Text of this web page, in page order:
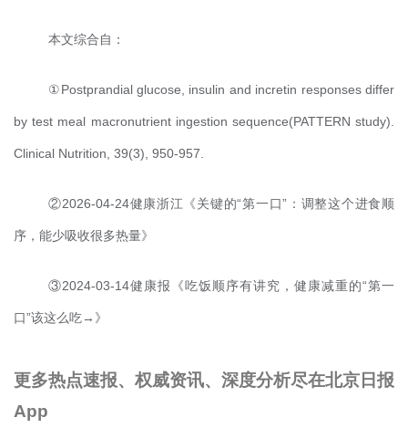
本文综合自：
①Postprandial glucose, insulin and incretin responses differ
by test meal macronutrient ingestion sequence(PATTERN study).
Clinical Nutrition, 39(3), 950-957.
②2026-04-24健康浙江《关键的“第一口”：调整这个进食顺
序，能少吸收很多热量》
③2024-03-14健康报《吃饭顺序有讲究，健康减重的“第一
口”该这么吃→》
更多热点速报、权威资讯、深度分析尽在北京日报
App